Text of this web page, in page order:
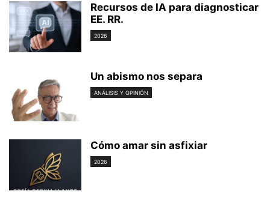
Recursos de IA para diagnosticar
EE. RR.
2026
Un abismo nos separa
ANÁLISIS Y OPINIÓN
Cómo amar sin asfixiar
2026